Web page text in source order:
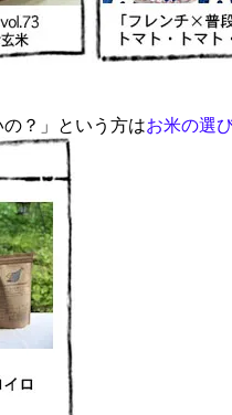
の？」という方はお米の選